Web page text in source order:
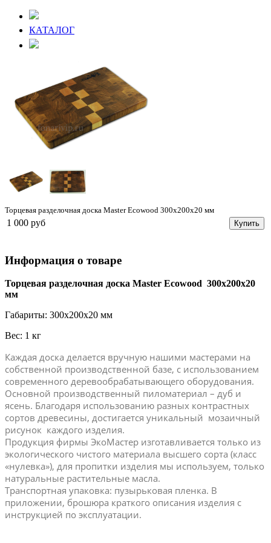
КАТАЛОГ
Торцевая разделочная доска Master Ecowood 300х200х20 мм
1 000 руб Купить
Информация о товаре
Торцевая разделочная доска Master Ecowood 300х200х20
мм
Габариты: 300x200x20 мм
Вес: 1 кг
Каждая доска делается вручную нашими мастерами на
собственной производственной базе, с использованием
современного деревообрабатывающего оборудования.
Основной производственный пиломатериал – дуб и
ясень. Благодаря использованию разных контрастных
сортов древесины, достигается уникальный мозаичный
рисунок каждого изделия.
Продукция фирмы ЭкоМастер изготавливается только из
экологического чистого материала высшего сорта (класс
«нулевка»), для пропитки изделия мы используем, только
натуральные растительные масла.
Транспортная упаковка: пузырьковая пленка. В
приложении, брошюра краткого описания изделия с
инструкцией по эксплуатации.